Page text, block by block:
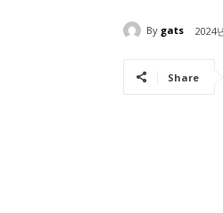
By gats 2024
Share